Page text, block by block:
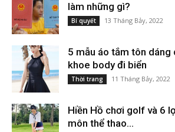
làm những gì?
Bí quyết 13 Tháng Bảy, 2022
5 mẫu áo tắm tôn dáng
khoe body đi biển
Thời trang 11 Tháng Bảy, 2022
Hiền Hồ chơi golf và 6
môn thể thao...